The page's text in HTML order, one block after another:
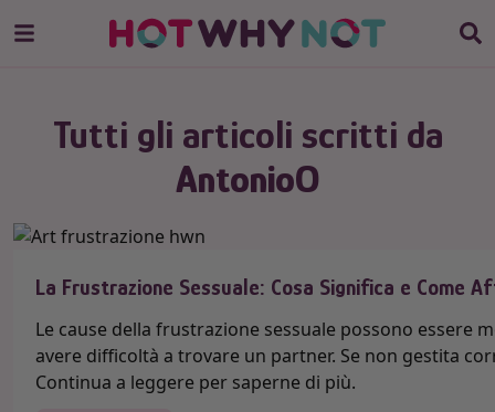
Tutti gli articoli scritti da
AntonioO
La Frustrazione Sessuale: Cosa Significa e Come
Le cause della frustrazione sessuale possono
avere difficoltà a trovare un partner. Se non gestita
Continua a leggere per saperne di più.